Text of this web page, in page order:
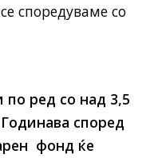
споредуваме со
ред со над 3,5
според
фонд ќе